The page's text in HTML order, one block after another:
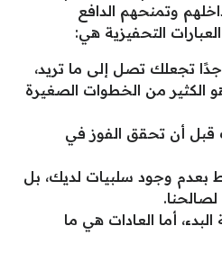
وتمنحهم الدافع
التحفيزية هي:
تجعلك تصل إلى ما تريد،
الكثير من الخطوات الصغيرة
قبل أن تحقق الفوز في
بعدم وجود سلبيات لديك، بل
أما العادات هي ما